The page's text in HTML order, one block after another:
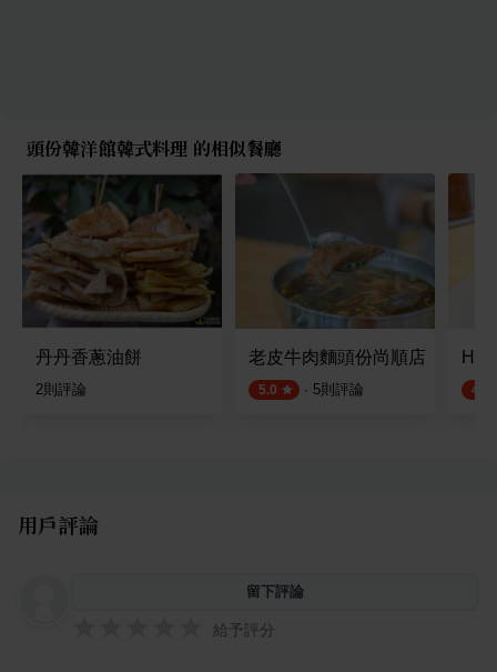
頭份韓洋館韓式料理 的相似餐廳
丹丹香蔥油餅
2則評論
老皮牛肉麵頭份尚順店
5.0 · 5則評論
Ho
4.5
用戶評論
留下評論
給予評分